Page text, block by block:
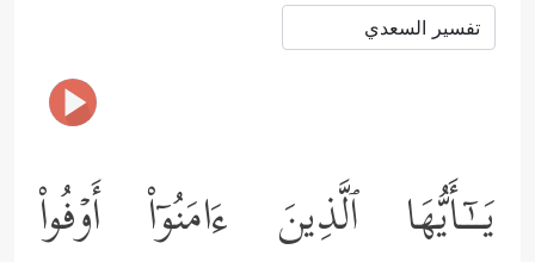
یَــٰۤـأَیُّهَا ٱلَّذِینَ ءَامَنُوۤاْ أَوۡفُواْ